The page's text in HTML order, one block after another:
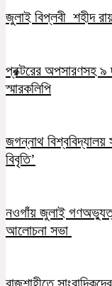
জুলাই বিপ্লবী শহীদ
প্রক্টরের অপসারণসহ ৯
স্মারকলিপি
জগন্নাথ বিশ্ববিদ্যালয়
বিবৃতি’
নওগাঁয় জুলাই
আলোচনা সভা